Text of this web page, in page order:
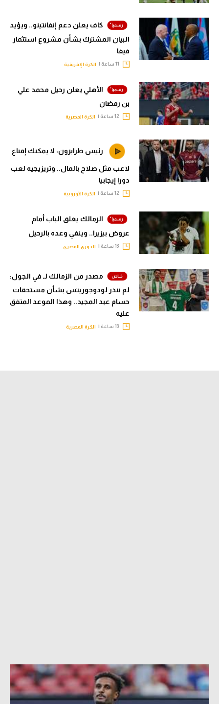
كاف يعلن دعم إنفانتينو.. ويؤيد
البيان المشترك بشأن مشروع استثمار
فيفا
الكرة الإفريقية
الأهلي يعلن رحيل محمد علي
بن رمضان
الكرة المصرية
رئيس طرابزون: لا يمكنك إقناع
لاعب مثل صلاح بالمال.. وتريزيجيه لعب
دورا إيجابيا
الكرة الأوروبية
الزمالك يغلق الباب أمام
عروض بيزيرا.. وينفي وعده بالرحيل
الدوري المصري
مصدر من الزمالك لـ في الجول:
لم ننذر لودوجوريتس بشأن مستحقات
حسام عبد المجيد.. وهذا الموعد المتفق
عليه
الكرة المصرية